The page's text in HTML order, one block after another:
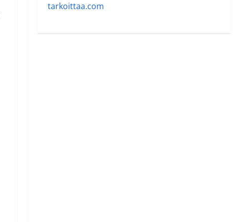
tarkoittaa.com